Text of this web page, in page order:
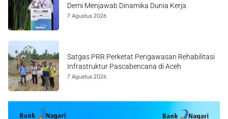
Demi Menjawab Dinamika Dunia Kerja
7 Agustus 2026
Satgas PRR Perketat Pengawasan Rehabilitasi
Infrastruktur Pascabencana di Aceh
7 Agustus 2026